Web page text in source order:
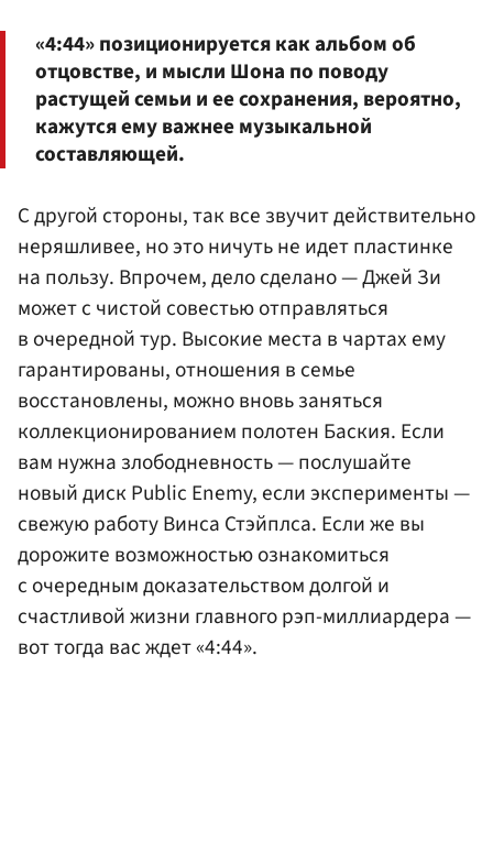
«4:44» позиционируется как альбом об
отцовстве, и мысли Шона по поводу
растущей семьи и ее сохранения, вероятно,
кажутся ему важнее музыкальной
составляющей.
С другой стороны, так все звучит действительно
неряшливее, но это ничуть не идет пластинке
на пользу. Впрочем, дело сделано — Джей Зи
может с чистой совестью отправляться
в очередной тур. Высокие места в чартах ему
гарантированы, отношения в семье
восстановлены, можно вновь заняться
коллекционированием полотен Баския. Если
вам нужна злободневность — послушайте
новый диск Public Enemy, если эксперименты —
свежую работу Винса Стэйплса. Если же вы
дорожите возможностью ознакомиться
с очередным доказательством долгой и
счастливой жизни главного рэп-миллиардера —
вот тогда вас ждет «4:44».